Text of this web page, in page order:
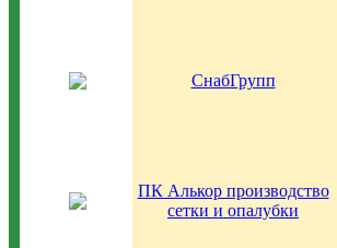
СнабГрупп
ПК Алькор производство
сетки и опалубки